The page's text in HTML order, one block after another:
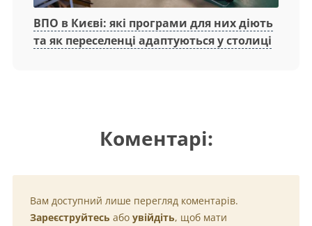
ВПО в Києві: які програми для них діють
та як переселенці адаптуються у столиці
Коментарі:
Вам доступний лише перегляд коментарів.
Зареєструйтесь або увійдіть, щоб мати